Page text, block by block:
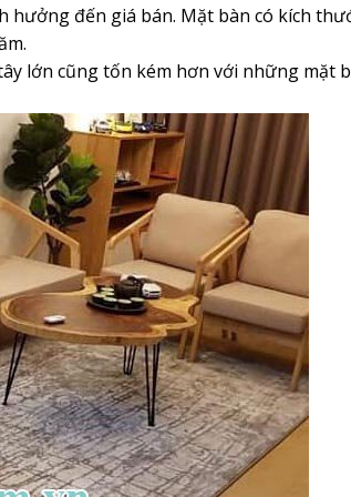
hưởng đến giá bán. Mặt bàn có kích
lớn cũng tốn kém hơn với những mặt